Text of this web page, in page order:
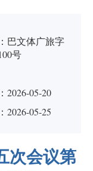
巴文体广旅字
号
2026-05-20
2026-05-25
次会议第